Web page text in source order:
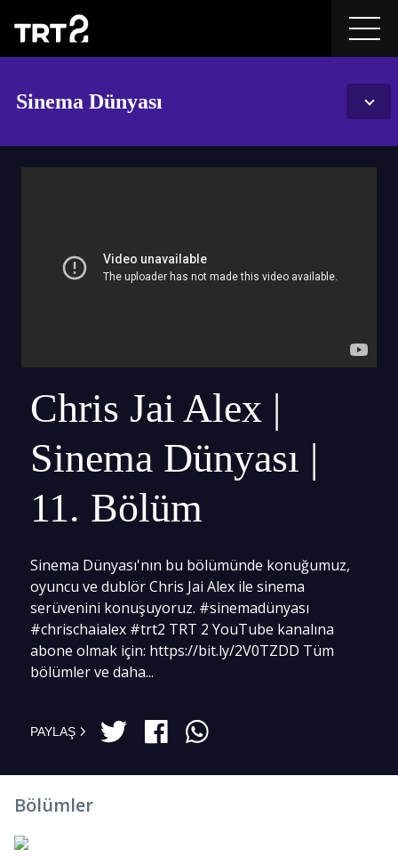
Sinema Dünyası
Chris Jai Alex |
Sinema Dünyası |
11. Bölüm
Sinema Dünyası'nın bu bölümünde konuğumuz,
oyuncu ve dublör Chris Jai Alex ile sinema
serüvenini konuşuyoruz. #sinemadünyası
#chrischaialex #trt2 TRT 2 YouTube kanalına
abone olmak için: https://bit.ly/2V0TZDD Tüm
bölümler ve daha...
PAYLAŞ
Bölümler